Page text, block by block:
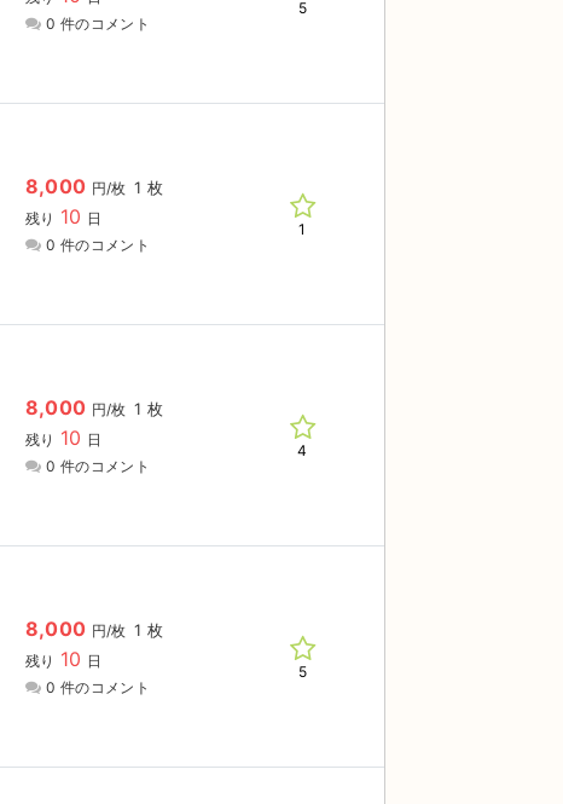
0 件のコメント
5
8,000 円/枚 1 枚
残り 10 日
0 件のコメント
1
8,000 円/枚 1 枚
残り 10 日
0 件のコメント
4
8,000 円/枚 1 枚
残り 10 日
0 件のコメント
5